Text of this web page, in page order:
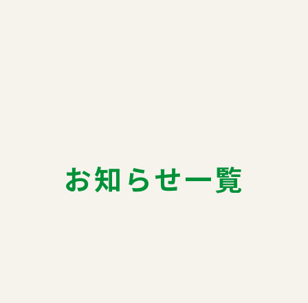
お知らせ一覧